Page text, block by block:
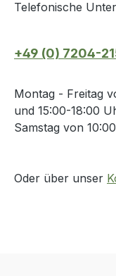
Telefonische
+49 (0) 7204-
Montag - Freitag
und 15:00-18:00
Samstag von
Oder über unser